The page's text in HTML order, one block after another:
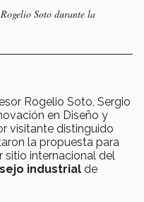
Soto durante la
Rogelio Soto, Sergio
en Diseño y
visitante distinguido
la propuesta para
sitio internacional del
industrial de